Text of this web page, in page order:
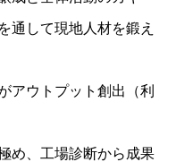
通して現地人材を鍛え
アウトプット創出（利
め、工場診断から成果